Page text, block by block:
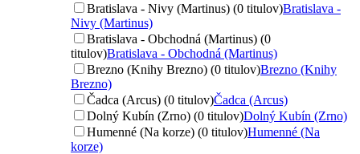
Bratislava - Nivy (Martinus) (0 titulov)Bratislava -
Nivy (Martinus)
Bratislava - Obchodná (Martinus) (0
titulov)Bratislava - Obchodná (Martinus)
Brezno (Knihy Brezno) (0 titulov)Brezno (Knihy
Brezno)
Čadca (Arcus) (0 titulov)Čadca (Arcus)
Dolný Kubín (Zrno) (0 titulov)Dolný Kubín (Zrno)
Humenné (Na korze) (0 titulov)Humenné (Na
korze)